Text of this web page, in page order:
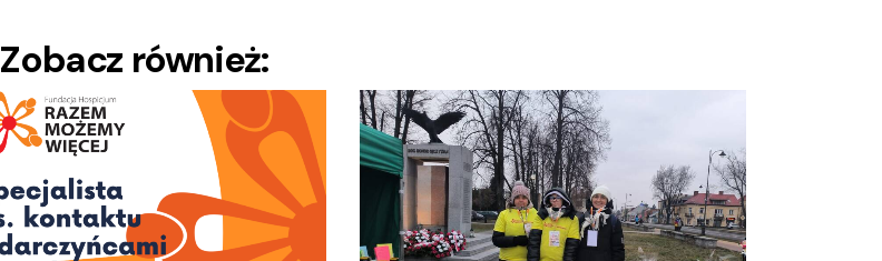
Zobacz również: